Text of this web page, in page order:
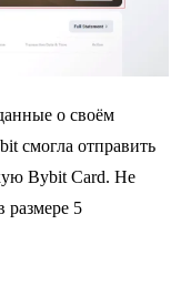
о своём
смогла отправить
Bybit Card. Не
размере 5